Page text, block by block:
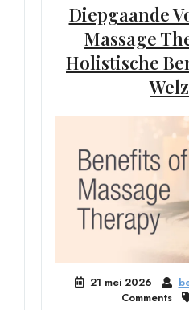
Diepgaande
Massage
Holistische
21 mei 2026
Comments